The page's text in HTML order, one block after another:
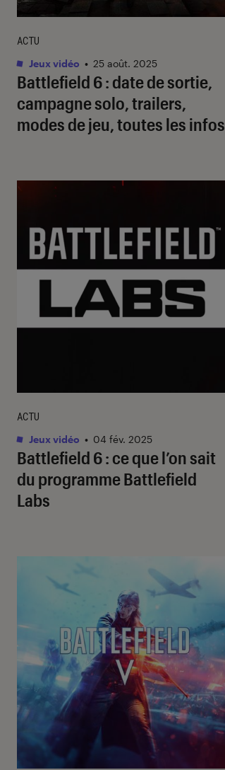
Battlefield 6 : date de sortie,
campagne solo, trailers,
modes de jeu, toutes les infos
ACTU
Jeux vidéo • 25 août. 2025
Battlefield 6: ce que l’on sait
du programmeBattlefield
Labs
ACTU
Jeux vidéo • 04 fév. 2025